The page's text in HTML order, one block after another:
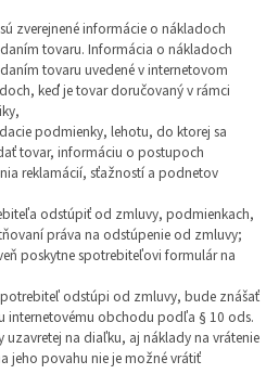
zverejnené informácie o nákladoch
tovaru. Informácia o nákladoch
tovaru uvedené v internetovom
keď je tovar doručovaný v rámci
podmienky, lehotu, do ktorej sa
tovar, informáciu o postupoch
reklamácií, sťažností a podnetov
odstúpiť od zmluvy, podmienkach,
práva na odstúpenie od zmluvy;
poskytne spotrebiteľovi formulár na
odstúpi od zmluvy, bude znášať
internetovému obchodu podľa § 10 ods.
na diaľku, aj náklady na vrátenie
jeho povahu nie je možné vrátiť